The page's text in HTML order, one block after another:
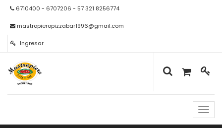
6710400 - 6707206 - 57 321 8256774
mastropieropizzabar1996@gmail.com
Ingresar
de